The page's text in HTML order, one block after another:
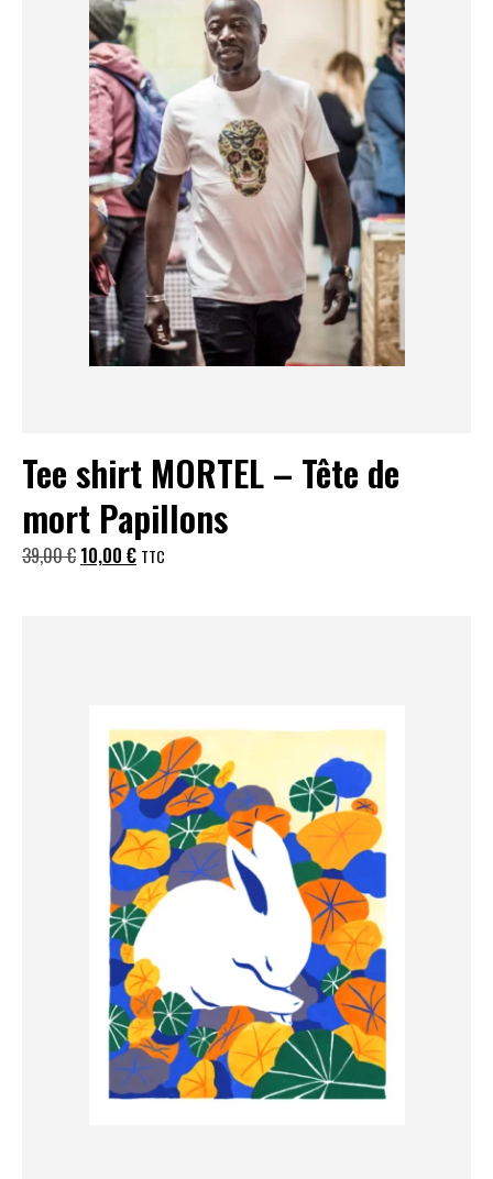
Tee shirt MORTEL – Tête de
mort Papillons
39,00€ Le
10,00 €LeTTC